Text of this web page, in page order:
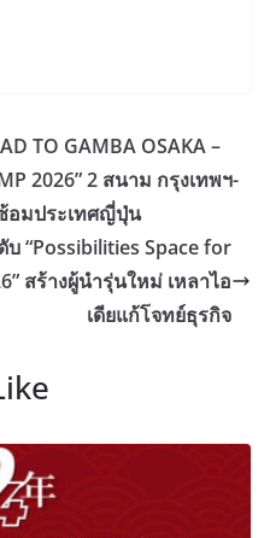
TO GAMBA OSAKA –
2026” 2 สนาม กรุงเทพฯ-
อมประเทศญี่ปุ่น
“Possibilities Space for
สร้างผู้นำรุ่นใหม่ เหลาไอ
เดียแก้โจทย์ธุรกิจ